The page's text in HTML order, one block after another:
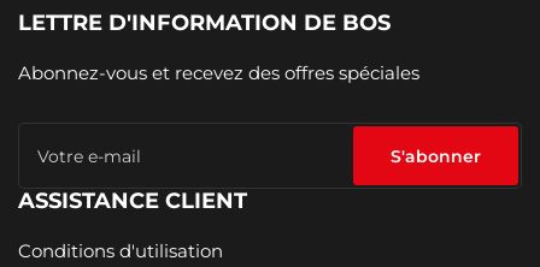
LETTRE D'INFORMATION DE BOS
Abonnez-vous et recevez des offres spéciales
S'abonner
ASSISTANCE CLIENT
Conditions d'utilisation